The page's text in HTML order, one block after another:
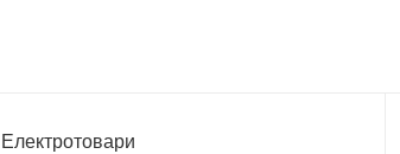
Електротовари